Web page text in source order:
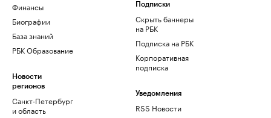
Финансы
Биографии
База знаний
РБК Образование
Новости
регионов
Санкт-Петербург
и область
Подписки
Скрыть баннеры
на РБК
Подписка на РБК
Корпоративная
подписка
Уведомления
RSS Новости